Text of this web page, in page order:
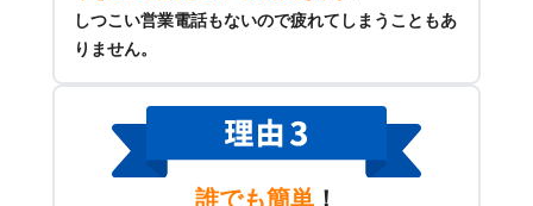
しつこい営業電話もないので疲れてしまうこともあ
りません。
誰でも簡単 ！